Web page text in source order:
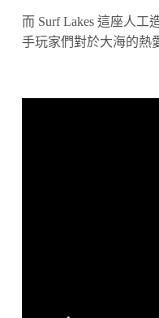
而 Surf Lakes 這座人
手玩家們對於大海的熱